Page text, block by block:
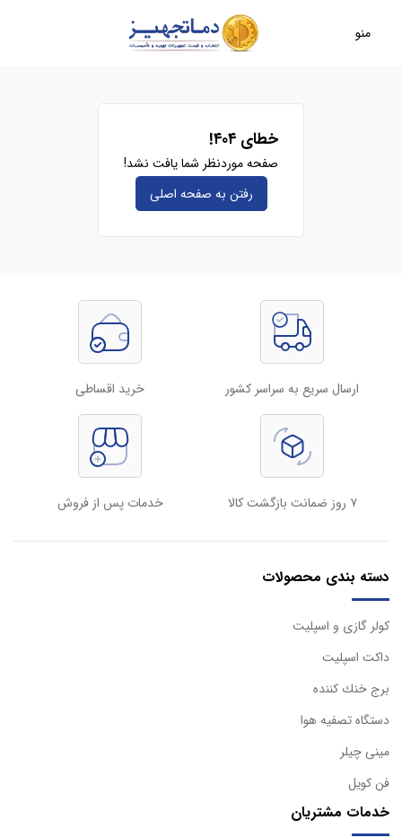
منو
خطای ۴۰۴!
صفحه موردنظر شما یافت نشد!
رفتن به صفحه‌ اصلی
ارسال سریع به سراسر کشور خرید اقساطی
۷ روز ضمانت بازگشت کالا خدمات پس از فروش
دسته بندی محصولات
كولر گازی و اسپليت
داكت اسپليت
برج خنك كننده
دستگاه تصفيه هوا
مینی چیلر
فن کویل
خدمات مشتریان